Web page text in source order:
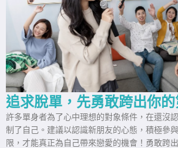
追求脫單，先勇敢跨出你
許多單身者為了心中理想的對象條件，在還沒
制了自己。建議以認識新朋友的心態，積極參
限，才能真正為自己帶來戀愛的機會！勇敢跨